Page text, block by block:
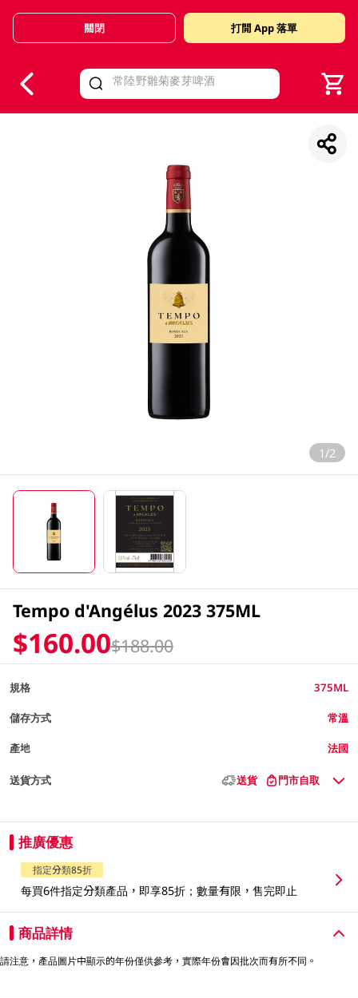
Valid Until 30 June 2026
關閉 打開 App 落單
1/2
Tempo d'Angélus 2023 375ML
$160.00$188.00
規格 375ML
儲存方式 常溫
產地 法國
送貨方式 送貨 門市自取
推廣優惠
指定分類85折
每買6件指定分類產品，即享85折；數量有限，售完即止
商品詳情
請注意，產品圖片中顯示的年份僅供參考，實際年份會因批次而有所不同。